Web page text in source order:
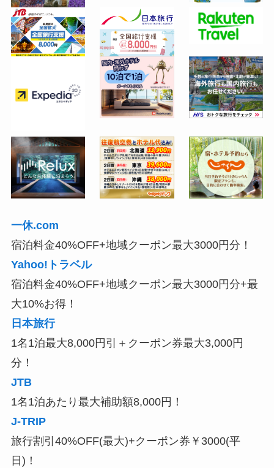
一休.com
宿泊料金40%OFF+地域クーポン最大3000円分！
Yahoo!トラベル
宿泊料金40%OFF+地域クーポン最大3000円分+最
大10%お得！
日本旅行
1名1泊最大8,000円引＋クーポン券最大3,000円
分！
JTB
1名1泊あたり最大補助額8,000円！
J-TRIP
旅行割引40%OFF(最大)+クーポン券￥3000(平
日)！